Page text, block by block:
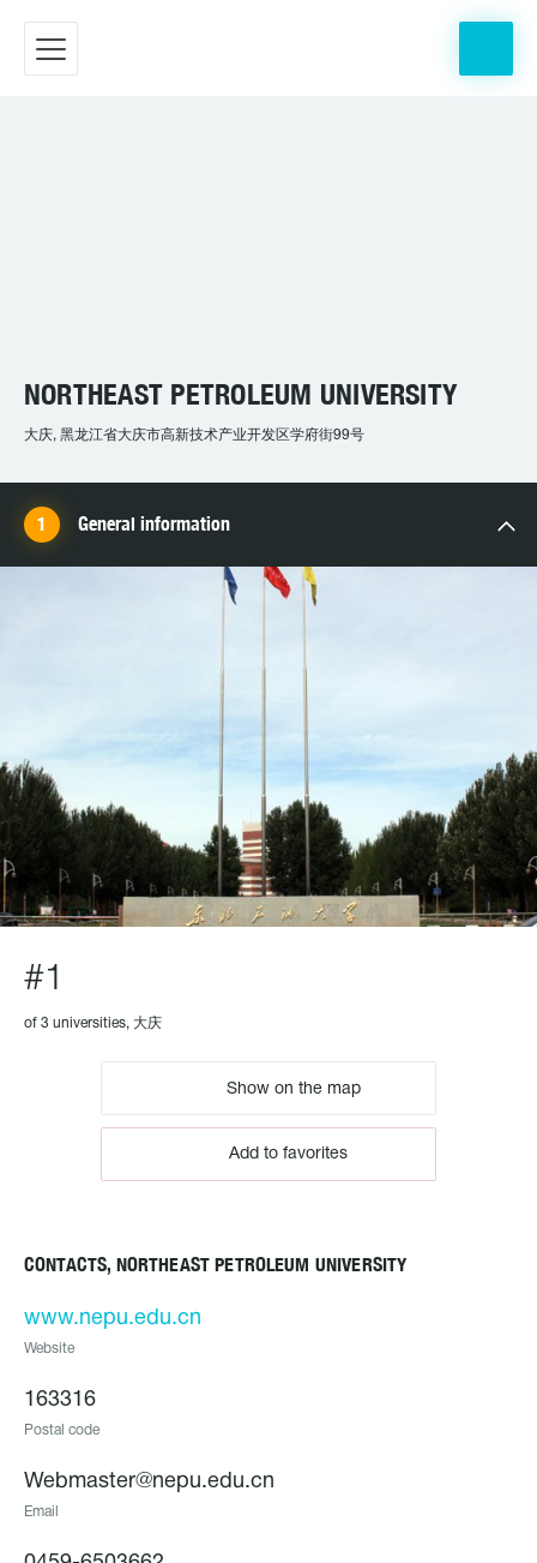
NORTHEAST PETROLEUM UNIVERSITY
大庆, 黑龙江省大庆市高新技术产业开发区学府街99号
General information
#1
of 3 universities, 大庆
Show on the map
Add to favorites
CONTACTS, NORTHEAST PETROLEUM UNIVERSITY
www.nepu.edu.cn
Website
163316
Postal code
Webmaster@nepu.edu.cn
Email